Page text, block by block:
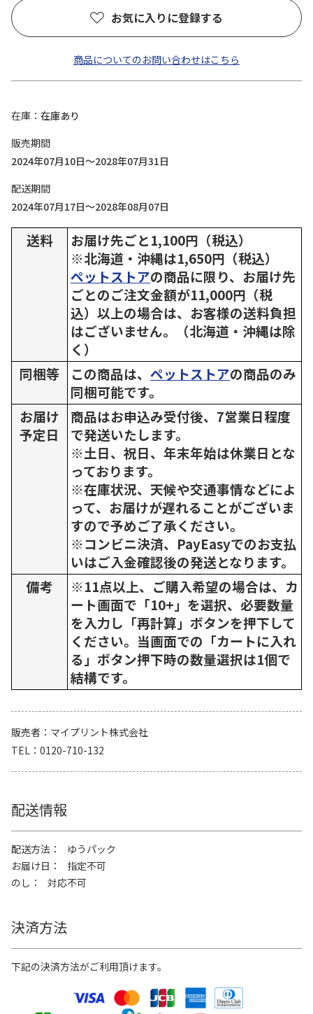
お気に入りに登録する
商品についてのお問い合わせはこちら
在庫
在庫あり
販売期間
2024年07月10日～2028年07月31日
配送期間
2024年07月17日～2028年08月07日
送料
お届け先ごと1,100円（税込）
※北海道・沖縄は1,650円（税込）
ペットストアの商品に限り、お届け先
ごとのご注文金額が11,000円（税
込）以上の場合は、お客様の送料負担
はございません。（北海道・沖縄は除
く）
同梱等
この商品は、 ペットストアの商品のみ
同梱可能です。
お届け
予定日
商品はお申込み受付後、7営業日程度
で発送いたします。
※土日、祝日、年末年始は休業日とな
っております。
※在庫状況、天候や交通事情などによ
って、お届けが遅れることがございま
すので予めご了承ください。
※コンビニ決済、PayEasyでのお支払
いはご入金確認後の発送となります。
備考
※11点以上、ご購入希望の場合は、カ
ート画面で「10+」を選択、必要数量
を入力し「再計算」ボタンを押下して
ください。当画面での「カートに入れ
る」ボタン押下時の数量選択は1個で
結構です。
販売者
マイプリント株式会社
TEL
0120-710-132
配送情報
配送方法
ゆうパック
お届け日
指定不可
のし
対応不可
決済方法
下記の決済方法がご利用頂けます。